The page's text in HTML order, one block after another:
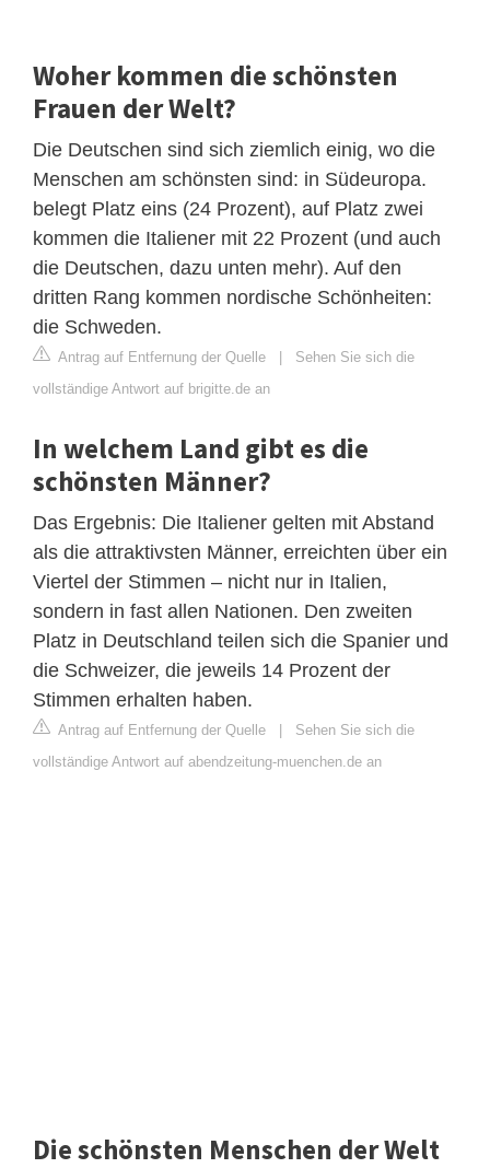
Woher kommen die schönsten
Frauen der Welt?
Die Deutschen sind sich ziemlich einig, wo die
Menschen am schönsten sind: in Südeuropa.
belegt Platz eins (24 Prozent), auf Platz zwei
kommen die Italiener mit 22 Prozent (und auch
die Deutschen, dazu unten mehr). Auf den
dritten Rang kommen nordische Schönheiten:
die Schweden.
Antrag auf Entfernung der Quelle
Sehen Sie sich die
vollständige Antwort auf brigitte.de an
In welchem Land gibt es die
schönsten Männer?
Das Ergebnis: Die Italiener gelten mit Abstand
als die attraktivsten Männer, erreichten über ein
Viertel der Stimmen – nicht nur in Italien,
sondern in fast allen Nationen. Den zweiten
Platz in Deutschland teilen sich die Spanier und
die Schweizer, die jeweils 14 Prozent der
Stimmen erhalten haben.
Antrag auf Entfernung der Quelle
Sehen Sie sich die
vollständige Antwort auf abendzeitung-muenchen.de an
Die schönsten Menschen der Welt